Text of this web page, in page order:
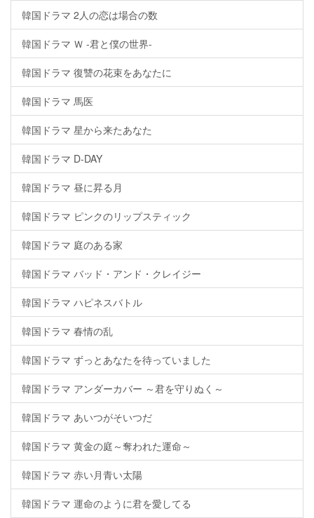
韓国ドラマ 2人の恋は場合の数
韓国ドラマ Ｗ -君と僕の世界-
韓国ドラマ 復讐の花束をあなたに
韓国ドラマ 馬医
韓国ドラマ 星から来たあなた
韓国ドラマ D-DAY
韓国ドラマ 昼に昇る月
韓国ドラマ ピンクのリップスティック
韓国ドラマ 庭のある家
韓国ドラマ バッド・アンド・クレイジー
韓国ドラマ ハピネスバトル
韓国ドラマ 春情の乱
韓国ドラマ ずっとあなたを待っていました
韓国ドラマ アンダーカバー ～君を守りぬく～
韓国ドラマ あいつがそいつだ
韓国ドラマ 黄金の庭～奪われた運命～
韓国ドラマ 赤い月青い太陽
韓国ドラマ 運命のように君を愛してる